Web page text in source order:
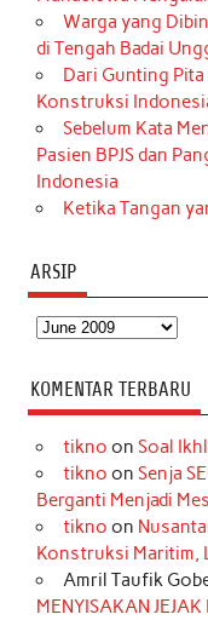
Warga yang
di Tengah Badai
Dari Gunting Pita
Konstruksi
Sebelum Kata
Pasien BPJS dan
Indonesia
Ketika Tangan
ARSIP
Arsip
KOMENTAR TERBARU
tikno on Soal
tikno on Senja
Berganti Menjadi
tikno on
Konstruksi Maritim,
Amril Taufik
MENYISAKAN